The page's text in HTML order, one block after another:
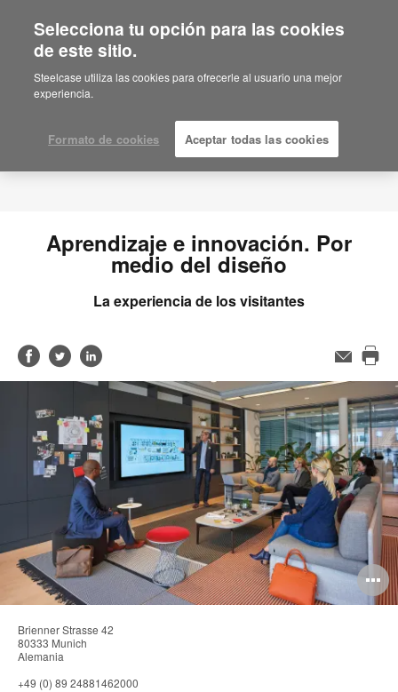
Aprendizaje e innovación. Por
medio del diseño
La experiencia de los visitantes
Compartir
en
Compartir
en
Twitter
Compartir
en
Linked-
in
Email
Brienner Strasse 42
80333 Munich
Alemania
+49 (0) 89 24881462000
Selecciona tu opción para las cookies
de este sitio.
Steelcase utiliza las cookies para ofrecerle al usuario una mejor
experiencia.
Formato de cookies Aceptar todas las cookies